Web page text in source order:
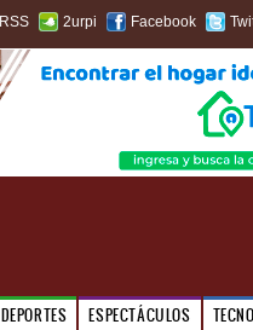
RSS 2urpi Facebook
DEPORTES ESPECTÁCULOS